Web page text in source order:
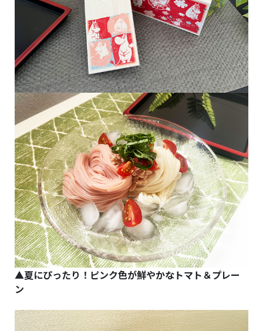
▲夏にぴったり！ピンク色が鮮やかなトマト＆プレー
ン